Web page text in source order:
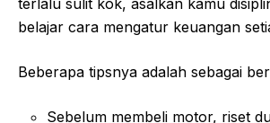
belajar cara mengatur keuangan
Beberapa tipsnya adalah sebagai
Sebelum membeli motor, riset